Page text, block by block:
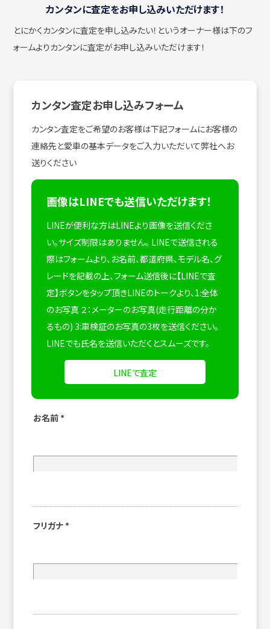
カンタンに査定をお申し込みいただけます！
とにかくカンタンに査定を申し込みたい！ というオーナー様は下のフ
ォームよりカンタンに査定がお申し込みいただけます！
カンタン査定お申し込みフォーム
カンタン査定をご希望のお客様は下記フォームにお客様の
連絡先と愛車の基本データをご入力いただいて弊社へお
送りください
画像はLINEでも送信いただけます！
LINEが便利な方はLINEより画像を送信くださ
い。サイズ制限はありません。 LINEで送信される
際はフォームより、お名前、都道府県、モデル名、グ
レードを記載の上、フォーム送信後に【LINEで査
定】ボタンをタップ頂きLINEのトークより、1:全体
のお写真 ２：メーターのお写真(走行距離の分か
るもの) 3:車検証のお写真の3枚を送信ください。
LINEでも氏名を送信いただくとスムーズです。
LINEで査定
お名前 *
フリガナ *